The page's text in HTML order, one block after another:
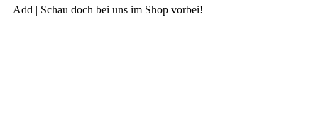
Add | Schau doch bei uns im Shop vorbei!